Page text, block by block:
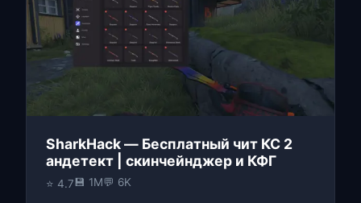
SharkHack — Бесплатный чит КС 2
андетект | скинчейнджер и КФГ
⭐ 4.7💾 1M💬 6K